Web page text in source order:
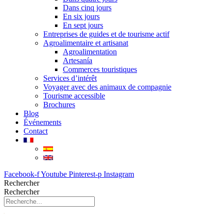
Dans cinq jours
En six jours
En sept jours
Entreprises de guides et de tourisme actif
Agroalimentaire et artisanat
Agroalimentation
Artesanía
Commerces touristiques
Services d’intérêt
Voyager avec des animaux de compagnie
Tourisme accessible
Brochures
Blog
Événements
Contact
Facebook-fYoutube Pinterest-p Instagram
Rechercher
Rechercher